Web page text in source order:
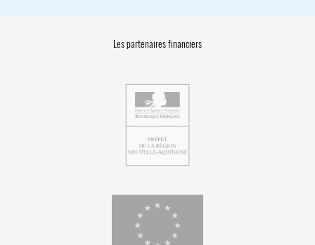
Les partenaires financiers